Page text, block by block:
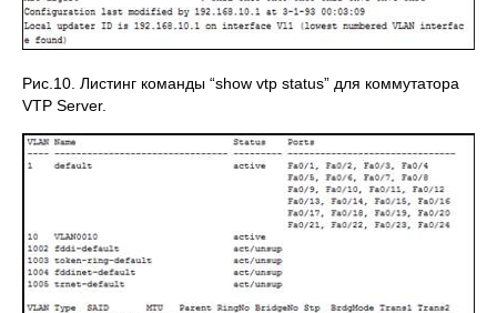
Рис.10. Листинг команды “show vtp status” для коммутатора
VTP Server.